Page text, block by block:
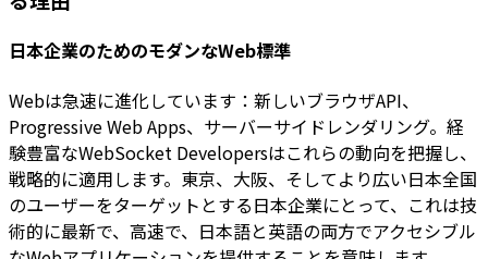
日本企業のためのモダンなWeb標準
Webは急速に進化しています：新しいブラウザAPI、
Progressive Web Apps、サーバーサイドレンダリング。経
験豊富なWebSocket Developersはこれらの動向を把握し、
戦略的に適用します。東京、大阪、そしてより広い日本全国
のユーザーをターゲットとする日本企業にとって、これは技
術的に最新で、高速で、日本語と英語の両方でアクセシブル